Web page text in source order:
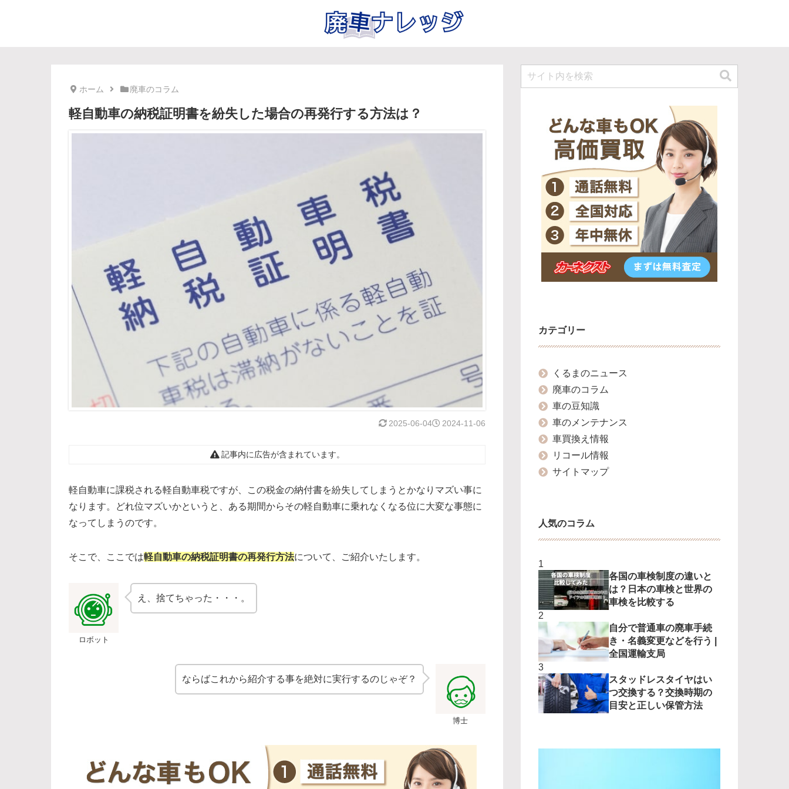
ホーム 廃車のコラム
軽自動車の納税証明書を紛失した場合の再発行する方法は？
2024-11-06
2025-06-04
記事内に広告が含まれています。
軽自動車に課税される軽自動車税ですが、この税金の納付書を紛失してしまうとかなりマズい事に
なります。どれ位マズいかというと、ある期間からその軽自動車に乗れなくなる位に大変な事態に
なってしまうのです。
そこで、ここでは軽自動車の納税証明書の再発行方法について、ご紹介いたします。
ロボット
え、捨てちゃった・・・。
博士
ならばこれから紹介する事を絶対に実行するのじゃぞ？
カテゴリー
くるまのニュース
廃車のコラム
車の豆知識
車のメンテナンス
車買換え情報
リコール情報
サイトマップ
人気のコラム
各国の車検制度の違いと
は？日本の車検と世界の
車検を比較する
自分で普通車の廃車手続
き・名義変更などを行う |
全国運輸支局
スタッドレスタイヤはい
つ交換する？交換時期の
目安と正しい保管方法